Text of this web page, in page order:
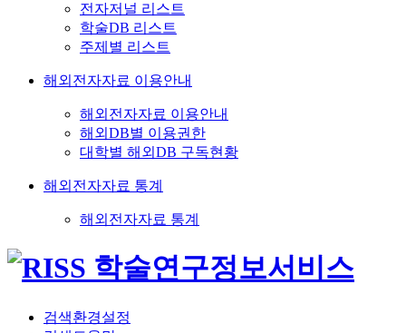
전자저널 리스트
학술DB 리스트
주제별 리스트
해외전자자료 이용안내
해외전자자료 이용안내
해외DB별 이용권한
대학별 해외DB 구독현황
해외전자자료 통계
해외전자자료 통계
검색환경설정